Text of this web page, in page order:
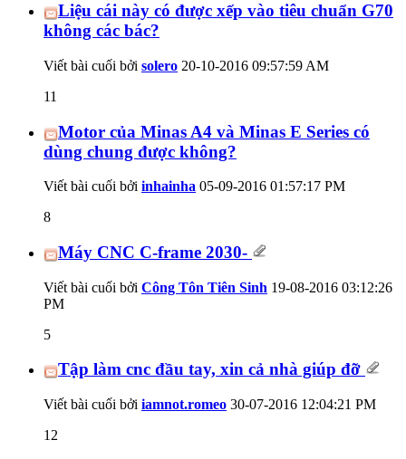
Liệu cái này có được xếp vào tiêu chuẩn G70
không các bác?
Viết bài cuối bởi solero 20-10-2016 09:57:59 AM
11
Motor của Minas A4 và Minas E Series có
dùng chung được không?
Viết bài cuối bởi inhainha 05-09-2016 01:57:17 PM
8
Máy CNC C-frame 2030-
Viết bài cuối bởi Công Tôn Tiên Sinh 19-08-2016 03:12:26
PM
5
Tập làm cnc đầu tay, xin cả nhà giúp đỡ
Viết bài cuối bởi iamnot.romeo 30-07-2016 12:04:21 PM
12